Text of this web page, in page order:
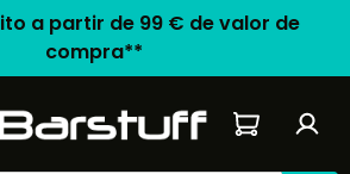
a partir de 99 € de valor de
compra**
El carrito